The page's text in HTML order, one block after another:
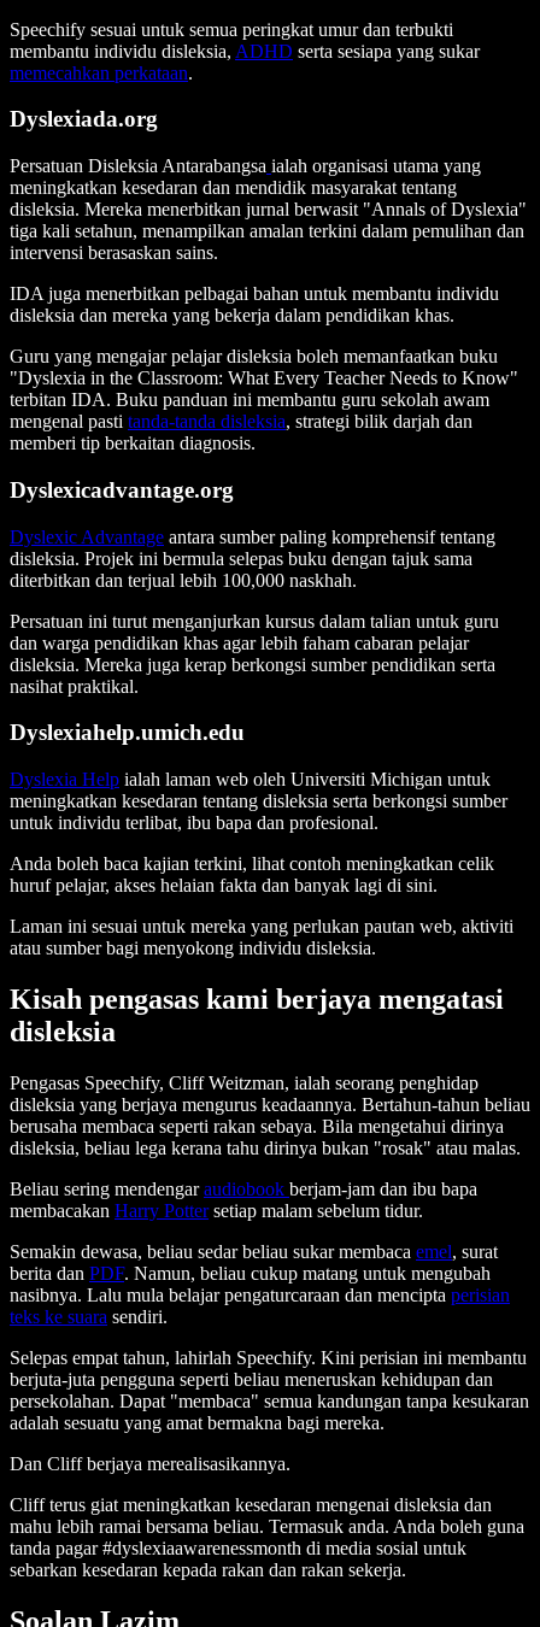
Speechify sesuai untuk semua peringkat umur dan terbukti
membantu individu disleksia, ADHD serta sesiapa yang sukar
memecahkan perkataan.
Dyslexiada.org
Persatuan Disleksia Antarabangsa ialah organisasi utama yang
meningkatkan kesedaran dan mendidik masyarakat tentang
disleksia. Mereka menerbitkan jurnal berwasit "Annals of Dyslexia"
tiga kali setahun, menampilkan amalan terkini dalam pemulihan dan
intervensi berasaskan sains.
IDA juga menerbitkan pelbagai bahan untuk membantu individu
disleksia dan mereka yang bekerja dalam pendidikan khas.
Guru yang mengajar pelajar disleksia boleh memanfaatkan buku
"Dyslexia in the Classroom: What Every Teacher Needs to Know"
terbitan IDA. Buku panduan ini membantu guru sekolah awam
mengenal pasti tanda-tanda disleksia, strategi bilik darjah dan
memberi tip berkaitan diagnosis.
Dyslexicadvantage.org
Dyslexic Advantage antara sumber paling komprehensif tentang
disleksia. Projek ini bermula selepas buku dengan tajuk sama
diterbitkan dan terjual lebih 100,000 naskhah.
Persatuan ini turut menganjurkan kursus dalam talian untuk guru
dan warga pendidikan khas agar lebih faham cabaran pelajar
disleksia. Mereka juga kerap berkongsi sumber pendidikan serta
nasihat praktikal.
Dyslexiahelp.umich.edu
Dyslexia Help ialah laman web oleh Universiti Michigan untuk
meningkatkan kesedaran tentang disleksia serta berkongsi sumber
untuk individu terlibat, ibu bapa dan profesional.
Anda boleh baca kajian terkini, lihat contoh meningkatkan celik
huruf pelajar, akses helaian fakta dan banyak lagi di sini.
Laman ini sesuai untuk mereka yang perlukan pautan web, aktiviti
atau sumber bagi menyokong individu disleksia.
Kisah pengasas kami berjaya mengatasi
disleksia
Pengasas Speechify, Cliff Weitzman, ialah seorang penghidap
disleksia yang berjaya mengurus keadaannya. Bertahun-tahun beliau
berusaha membaca seperti rakan sebaya. Bila mengetahui dirinya
disleksia, beliau lega kerana tahu dirinya bukan "rosak" atau malas.
Beliau sering mendengaraudiobook berjam-jam dan ibu bapa
membacakan Harry Pottersetiap malam sebelum tidur.
Semakin dewasa, beliau sedar beliau sukar membaca emel, surat
berita dan PDF. Namun, beliau cukup matang untuk mengubah
nasibnya. Lalu mula belajar pengaturcaraan dan mencipta perisian
teks ke suara sendiri.
Selepas empat tahun, lahirlah Speechify. Kini perisian ini membantu
berjuta-juta pengguna seperti beliau meneruskan kehidupan dan
persekolahan. Dapat "membaca" semua kandungan tanpa kesukaran
adalah sesuatu yang amat bermakna bagi mereka.
Dan Cliff berjaya merealisasikannya.
Cliff terus giat meningkatkan kesedaran mengenai disleksia dan
mahu lebih ramai bersama beliau. Termasuk anda. Anda boleh guna
tanda pagar #dyslexiaawarenessmonth di media sosial untuk
sebarkan kesedaran kepada rakan dan rakan sekerja.
Soalan Lazim